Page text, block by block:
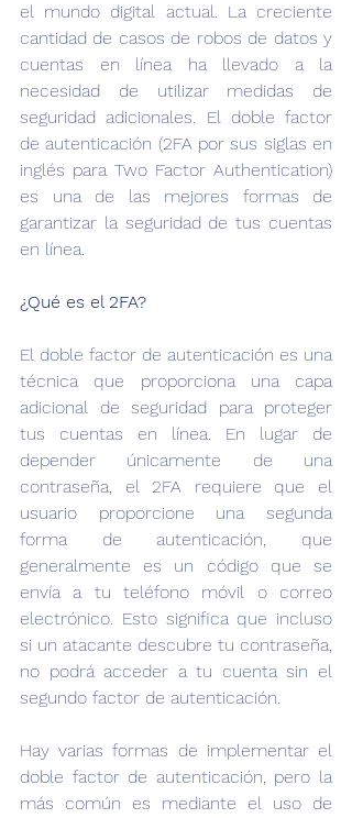
el mundo digital actual. La creciente
cantidad de casos de robos de datos y
cuentas en línea ha llevado a la
necesidad de utilizar medidas de
seguridad adicionales. El doble factor
de autenticación (2FA por sus siglas en
inglés para Two Factor Authentication)
es una de las mejores formas de
garantizar la seguridad de tus cuentas
en línea.
¿Qué es el 2FA?
El doble factor de autenticación es una
técnica que proporciona una capa
adicional de seguridad para proteger
tus cuentas en línea. En lugar de
depender únicamente de una
contraseña, el 2FA requiere que el
usuario proporcione una segunda
forma de autenticación, que
generalmente es un código que se
envía a tu teléfono móvil o correo
electrónico. Esto significa que incluso
si un atacante descubre tu contraseña,
no podrá acceder a tu cuenta sin el
segundo factor de autenticación.
Hay varias formas de implementar el
doble factor de autenticación, pero la
más común es mediante el uso de